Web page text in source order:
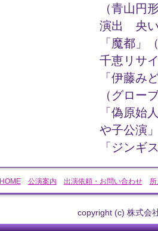
（青山円
演出 央い
「魔都」
千恵リサ
「伊藤み
（グロー
「偽原始
や子公演
「ジンギ
HOME 公演案内 出演依頼・お問い合わせ
copyright (c) 株式会